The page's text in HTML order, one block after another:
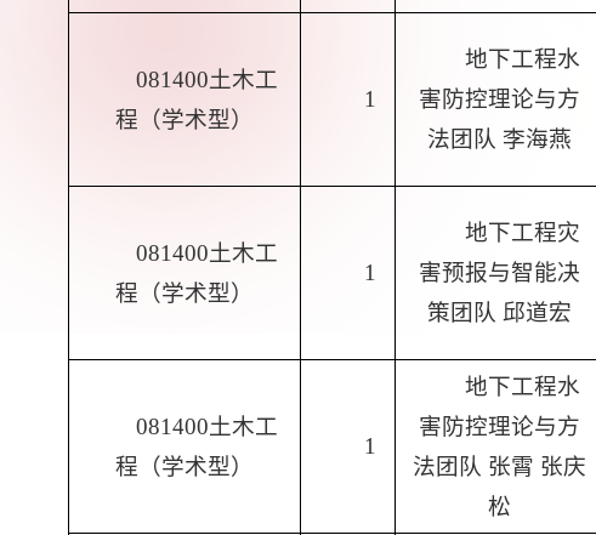
081400土木工
程（学术型）
1
地下工程水
害防控理论与方
法团队 李海燕
081400土木工
程（学术型）
1
地下工程灾
害预报与智能决
策团队 邱道宏
081400土木工
程（学术型）
1
地下工程水
害防控理论与方
法团队 张霄 张庆
松